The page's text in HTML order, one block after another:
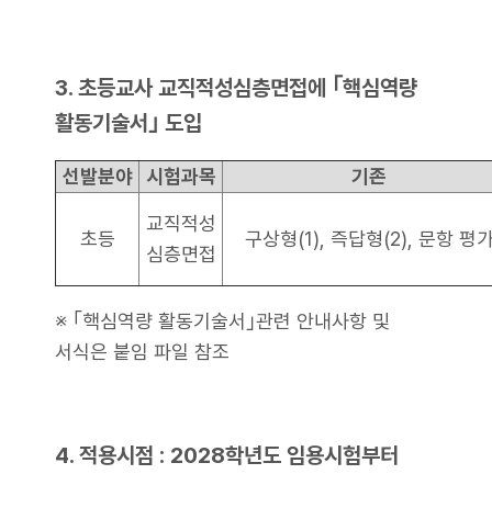
3. 초등교사 교직적성심층면접에 ｢핵심역량
활동기술서｣ 도입
선발분야 시험과목 기존
초등
교직적성
심층면접
구상형(1), 즉답형(2), 문항 평
※ ｢핵심역량 활동기술서｣관련 안내사항 및
서식은 붙임 파일 참조
4. 적용시점 : 2028학년도 임용시험부터